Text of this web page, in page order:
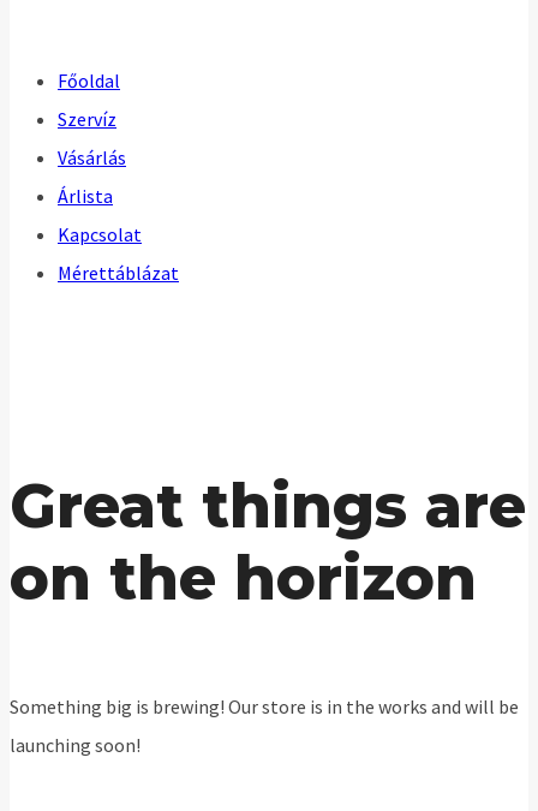
Főoldal
Szervíz
Vásárlás
Árlista
Kapcsolat
Mérettáblázat
Great things are
on the horizon
Something big is brewing! Our store is in the works and will be
launching soon!